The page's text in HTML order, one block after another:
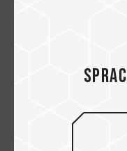
selbst